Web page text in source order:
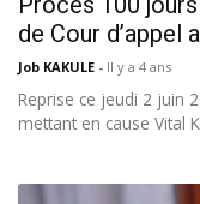
de Cour d’appel
Job KAKULE - Il y a 4 ans
Reprise ce jeudi 2 juin
mettant en cause Vital